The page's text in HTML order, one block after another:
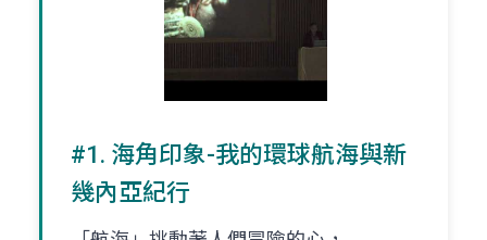
#1. 海角印象-我的環球航海與新
幾內亞紀行